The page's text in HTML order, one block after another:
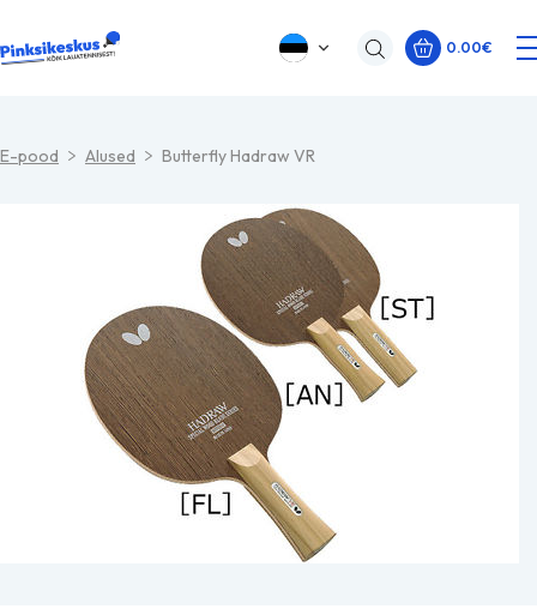
0.00€
E-pood Alused Butterfly Hadraw VR